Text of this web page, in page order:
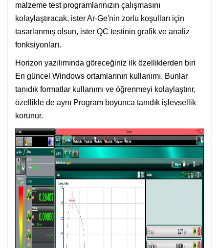
malzeme test programlarınızın çalışmasını
kolaylaştıracak, ister Ar-Ge'nin zorlu koşulları için
tasarlanmış olsun, ister QC testinin grafik ve analiz
fonksiyonları.
Horizon yazılımında göreceğiniz ilk özelliklerden biri
En güncel Windows ortamlarının kullanımı. Bunlar
tanıdık formatlar kullanımı ve öğrenmeyi kolaylaştırır,
özellikle de aynı Program boyunca tanıdık işlevsellik
korunur.